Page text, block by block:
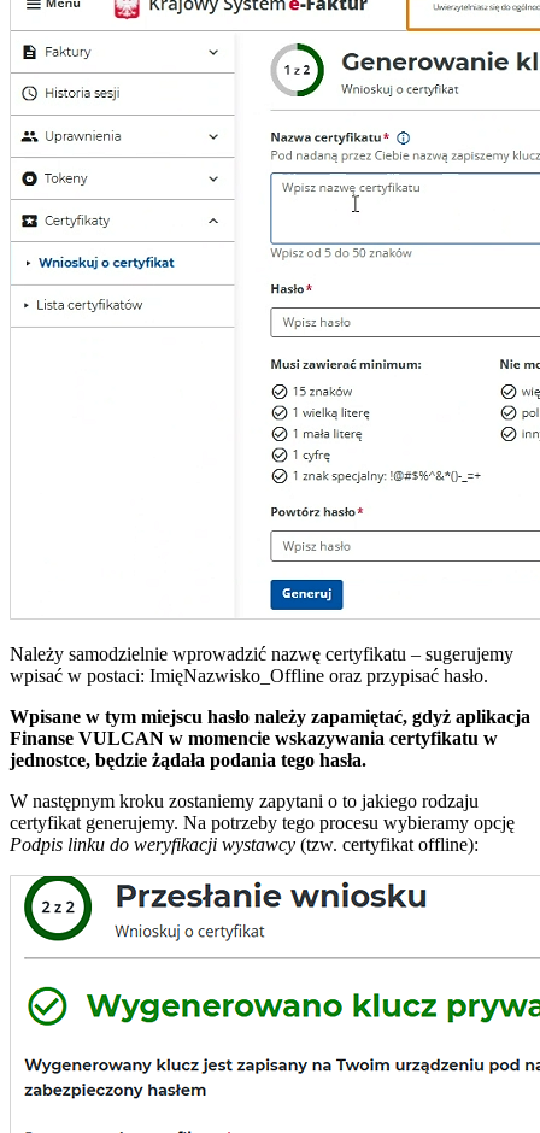
Należy samodzielnie wprowadzić nazwę certyfikatu – sugerujemy
wpisać w postaci: ImięNazwisko_Offline oraz przypisać hasło.
Wpisane w tym miejscu hasło należy zapamiętać, gdyż aplikacja
Finanse VULCAN w momencie wskazywania certyfikatu w
jednostce, będzie żądała podania tego hasła.
W następnym kroku zostaniemy zapytani o to jakiego rodzaju
certyfikat generujemy. Na potrzeby tego procesu wybieramy opcję
Podpis linku do weryfikacji wystawcy (tzw. certyfikat offline):